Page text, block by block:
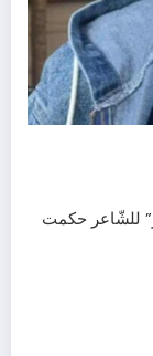
للشّاعر حكمت